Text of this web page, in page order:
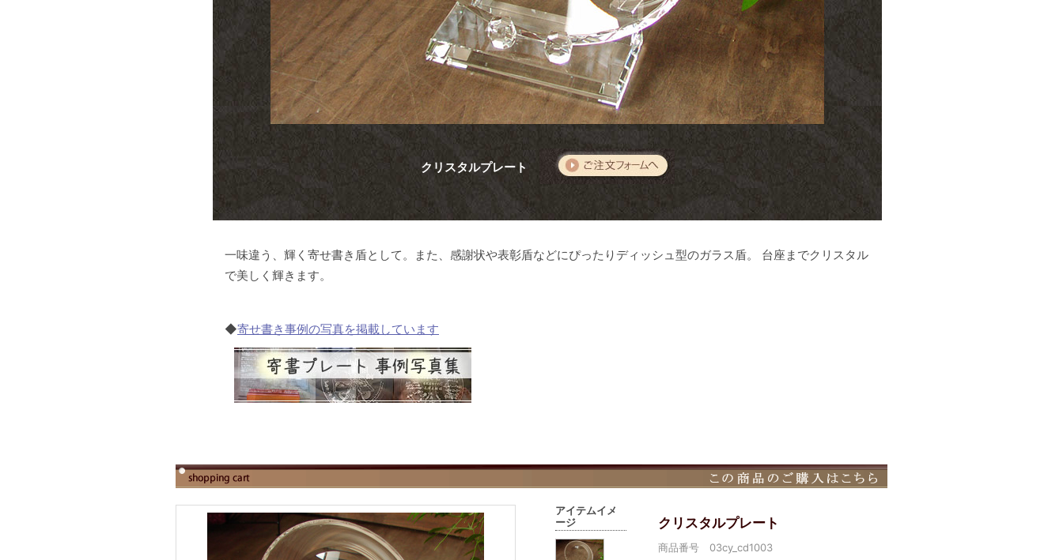
クリスタルプレート
一味違う、輝く寄せ書き盾として。また、感謝状や表彰盾などにぴったりディッシュ型のガラス盾。 台座までクリスタル
で美しく輝きます。
◆寄せ書き事例の写真を掲載しています
クリスタルプレート
商品番号 03cy_cd1003
アイテムイメ
ージ